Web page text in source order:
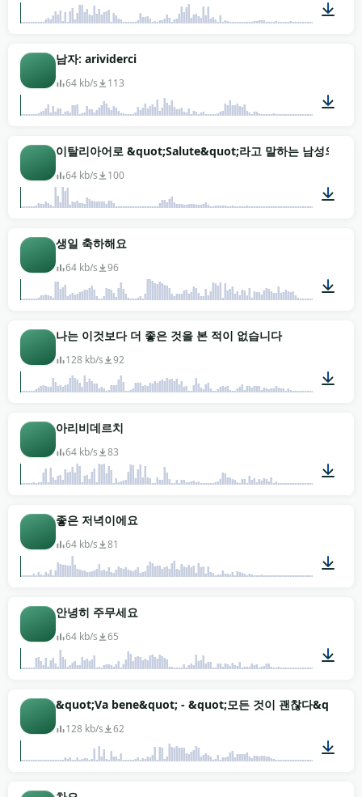
남자: arividerci
64 kb/s 113
00:01
이탈리아어로 &quot;Salute&quot;라고 말하는 남성의 목
64 kb/s 100
생일 축하해요
64 kb/s 96
나는 이것보다 더 좋은 것을 본 적이 없습니다
128 kb/s 92
아리비데르치
64 kb/s 83
좋은 저녁이에요
64 kb/s 81
안녕히 주무세요
64 kb/s 65
00:01
&quot;Va bene&quot; - &quot;모든 것이 괜찮다&quot;
128 kb/s 62